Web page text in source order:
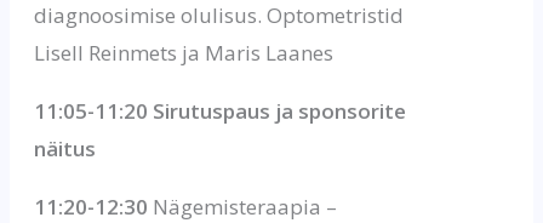
diagnoosimise olulisus. Optometristid
Lisell Reinmets ja Maris Laanes
11:05-11:20 Sirutuspaus ja sponsorite
näitus
11:20-12:30 Nägemisteraapia –